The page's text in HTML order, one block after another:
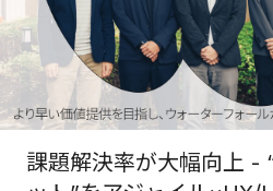
課題解決率が大幅向上 -